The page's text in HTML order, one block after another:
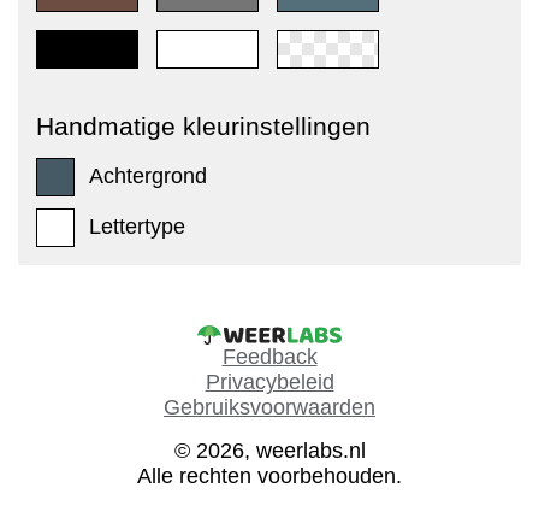
Handmatige kleurinstellingen
Achtergrond
Lettertype
Feedback
Privacybeleid
Gebruiksvoorwaarden
© 2026, weerlabs.nl
Alle rechten voorbehouden.